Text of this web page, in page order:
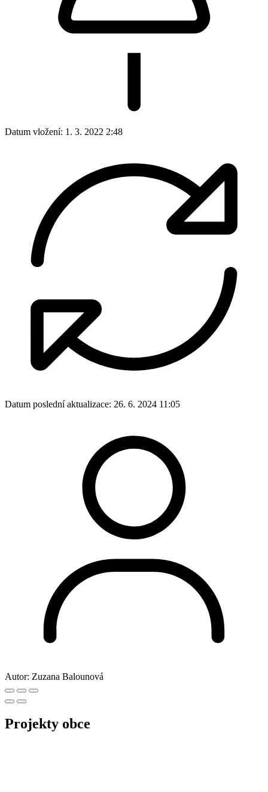
Datum vložení: 1. 3. 2022 2:48
Datum poslední aktualizace: 26. 6. 2024 11:05
Autor: Zuzana Balounová
Projekty obce